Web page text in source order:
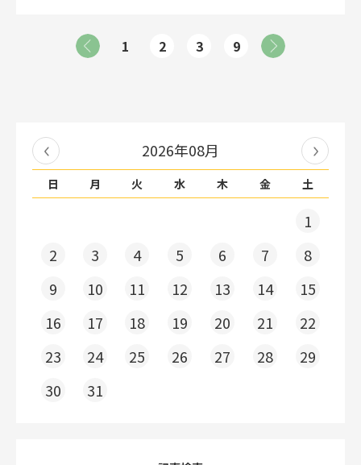
1 2 3 9
2026年08月
日 月 火 水 木 金 土
1
2
3 4 5 6 7
8
9
10 11 12 13 14
15
16
17 18 19 20 21
22
23
24 25 26 27 28
29
30
31